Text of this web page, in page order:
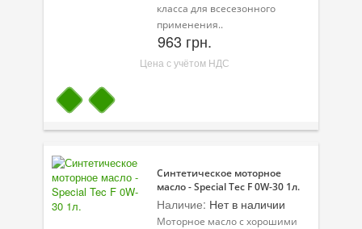
класса для всесезонного
применения..
963 грн.
Цена с учётом НДС
Синтетическое моторное
масло - Special Tec F 0W-30 1л.
Наличие: Нет в наличии
Моторное масло с хорошими